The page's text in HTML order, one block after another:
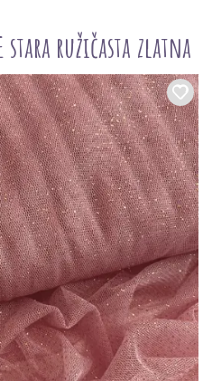
stara ružičasta zlatna